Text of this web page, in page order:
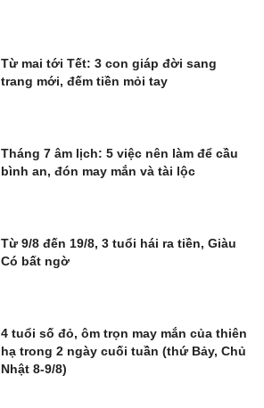
Từ mai tới Tết: 3 con giáp đời sang
trang mới, đếm tiền mỏi tay
Tháng 7 âm lịch: 5 việc nên làm để cầu
bình an, đón may mắn và tài lộc
Từ 9/8 đến 19/8, 3 tuổi hái ra tiền, Giàu
Có bất ngờ
4 tuổi số đỏ, ôm trọn may mắn của thiên
hạ trong 2 ngày cuối tuần (thứ Bảy, Chủ
Nhật 8-9/8)